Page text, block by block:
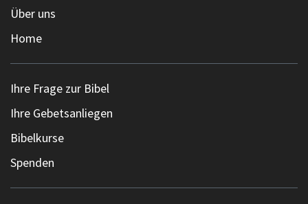
Über uns
Home
Ihre Frage zur Bibel
Ihre Gebetsanliegen
Bibelkurse
Spenden